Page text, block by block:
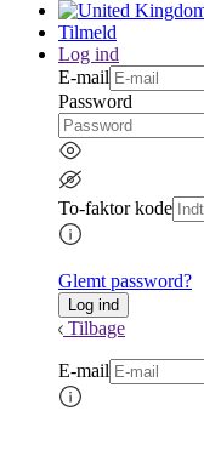
Tilmeld
Log ind
E-mail
Password
To-faktor kode
Glemt password?
Tilbage
E-mail